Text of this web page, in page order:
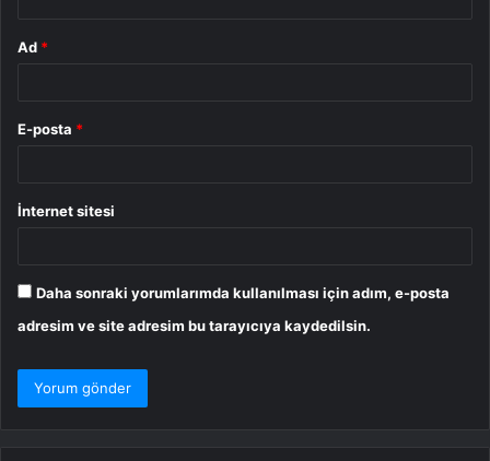
Ad *
E-posta *
İnternet sitesi
Daha sonraki yorumlarımda kullanılması için adım, e-posta
adresim ve site adresim bu tarayıcıya kaydedilsin.